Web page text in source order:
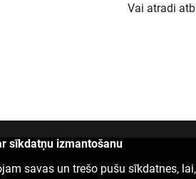
Vai atradi
sīkdatņu izmantošanu
savas un trešo pušu sīkdatnes,